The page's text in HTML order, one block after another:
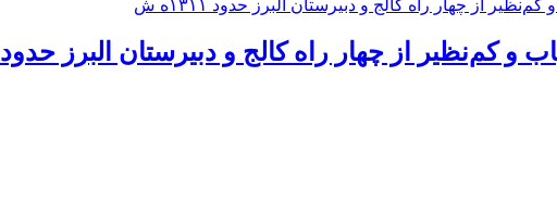
کم‌نظیر از چهار راه كالج و دبيرستان البرز حدود ۱۳۱۱ه ش